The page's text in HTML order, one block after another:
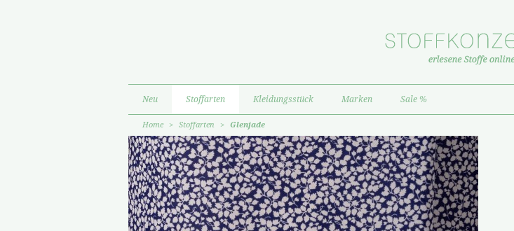
Neu Stoffarten Kleidungsstück Marken Sale %
Home > Stoffarten > Glenjade